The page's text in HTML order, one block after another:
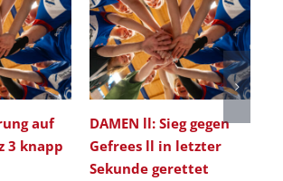
auf
3 knapp
DAMEN ll: Sieg gegen
Gefrees ll in letzter
Sekunde gerettet